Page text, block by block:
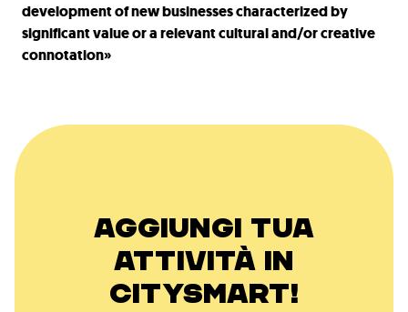
development of new businesses characterized by
significant value or a relevant cultural and/or creative
connotation»
AGGIUNGI TUA
ATTIVITÀ IN
CITYSMART!